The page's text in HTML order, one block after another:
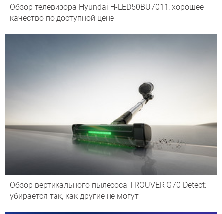
Обзор телевизора Hyundai H-LED50BU7011: хорошее
качество по доступной цене
Обзор вертикального пылесоса TROUVER G70 Detect:
убирается так, как другие не могут